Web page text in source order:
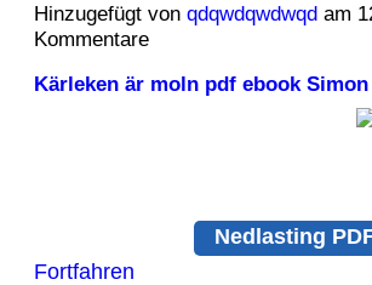
Hinzugefügt von qdqwdqwdwqdam
Kommentare
Kärleken är moln pdf ebook
Nedlasting
Fortfahren